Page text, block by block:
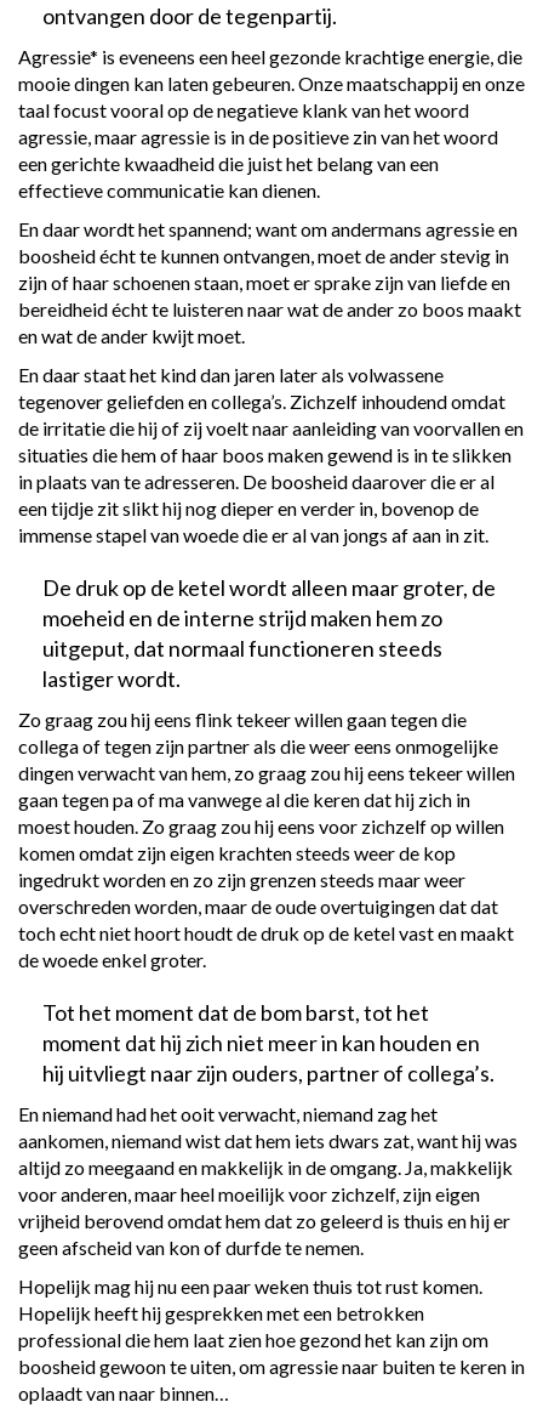
ontvangen door de tegenpartij.
Agressie* is eveneens een heel gezonde krachtige energie, die
mooie dingen kan laten gebeuren. Onze maatschappij en onze
taal focust vooral op de negatieve klank van het woord
agressie, maar agressie is in de positieve zin van het woord
een gerichte kwaadheid die juist het belang van een
effectieve communicatie kan dienen.
En daar wordt het spannend; want om andermans agressie en
boosheid écht te kunnen ontvangen, moet de ander stevig in
zijn of haar schoenen staan, moet er sprake zijn van liefde en
bereidheid écht te luisteren naar wat de ander zo boos maakt
en wat de ander kwijt moet.
En daar staat het kind dan jaren later als volwassene
tegenover geliefden en collega’s. Zichzelf inhoudend omdat
de irritatie die hij of zij voelt naar aanleiding van voorvallen en
situaties die hem of haar boos maken gewend is in te slikken
in plaats van te adresseren. De boosheid daarover die er al
een tijdje zit slikt hij nog dieper en verder in, bovenop de
immense stapel van woede die er al van jongs af aan in zit.
De druk op de ketel wordt alleen maar groter, de
moeheid en de interne strijd maken hem zo
uitgeput, dat normaal functioneren steeds
lastiger wordt.
Zo graag zou hij eens flink tekeer willen gaan tegen die
collega of tegen zijn partner als die weer eens onmogelijke
dingen verwacht van hem, zo graag zou hij eens tekeer willen
gaan tegen pa of ma vanwege al die keren dat hij zich in
moest houden. Zo graag zou hij eens voor zichzelf op willen
komen omdat zijn eigen krachten steeds weer de kop
ingedrukt worden en zo zijn grenzen steeds maar weer
overschreden worden, maar de oude overtuigingen dat dat
toch echt niet hoort houdt de druk op de ketel vast en maakt
de woede enkel groter.
Tot het moment dat de bom barst, tot het
moment dat hij zich niet meer in kan houden en
hij uitvliegt naar zijn ouders, partner of collega’s.
En niemand had het ooit verwacht, niemand zag het
aankomen, niemand wist dat hem iets dwars zat, want hij was
altijd zo meegaand en makkelijk in de omgang. Ja, makkelijk
voor anderen, maar heel moeilijk voor zichzelf, zijn eigen
vrijheid berovend omdat hem dat zo geleerd is thuis en hij er
geen afscheid van kon of durfde te nemen.
Hopelijk mag hij nu een paar weken thuis tot rust komen.
Hopelijk heeft hij gesprekken met een betrokken
professional die hem laat zien hoe gezond het kan zijn om
boosheid gewoon te uiten, om agressie naar buiten te keren in
oplaadt van naar binnen…